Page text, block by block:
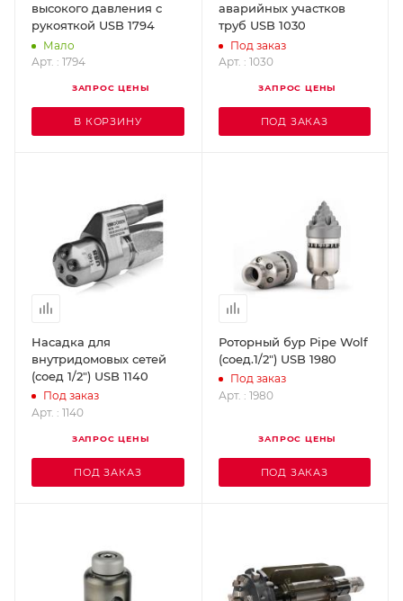
высокого давления с
рукояткой USB 1794
Мало
Арт. : 1794
ЗАПРОС ЦЕНЫ
В КОРЗИНУ
аварийных участков
труб USB 1030
Под заказ
Арт. : 1030
ЗАПРОС ЦЕНЫ
ПОД ЗАКАЗ
Насадка для
внутридомовых сетей
(соед 1/2") USB 1140
Под заказ
Арт. : 1140
ЗАПРОС ЦЕНЫ
ПОД ЗАКАЗ
Роторный бур Pipe Wolf
(соед.1/2") USB 1980
Под заказ
Арт. : 1980
ЗАПРОС ЦЕНЫ
ПОД ЗАКАЗ